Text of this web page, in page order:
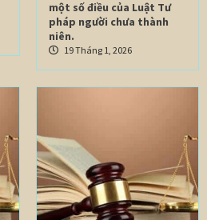
một số điều của Luật Tư
pháp người chưa thành
niên.
19 Tháng 1, 2026